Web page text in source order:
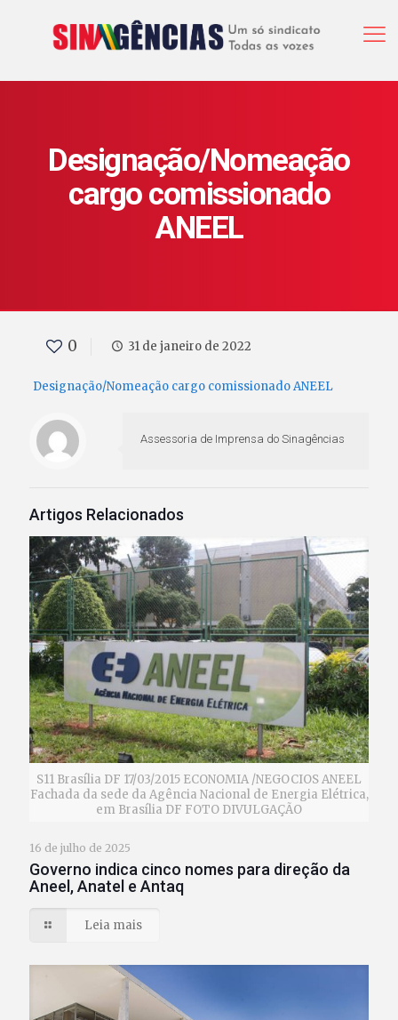
Designação/Nomeação
cargo comissionado
ANEEL
0 31 de janeiro de 2022
Designação/Nomeação cargo comissionado ANEEL
Assessoria de Imprensa do Sinagências
Artigos Relacionados
S11 Brasília DF 17/03/2015 ECONOMIA /NEGOCIOS ANEEL
Fachada da sede da Agência Nacional de Energia Elétrica,
em Brasília DF FOTO DIVULGAÇÃO
16 de julho de 2025
Governo indica cinco nomes para direção da
Aneel, Anatel e Antaq
Leia mais